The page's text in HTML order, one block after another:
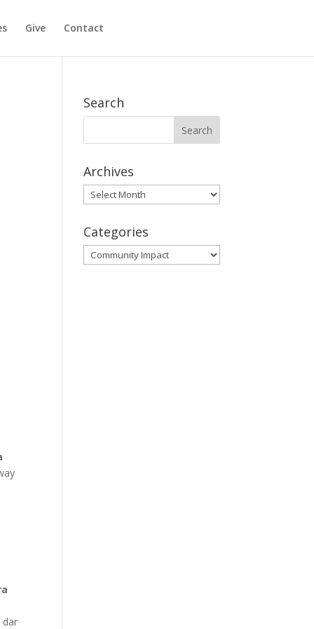
Give Contact
dar
Search
Archives
Archives
Categories
Categories